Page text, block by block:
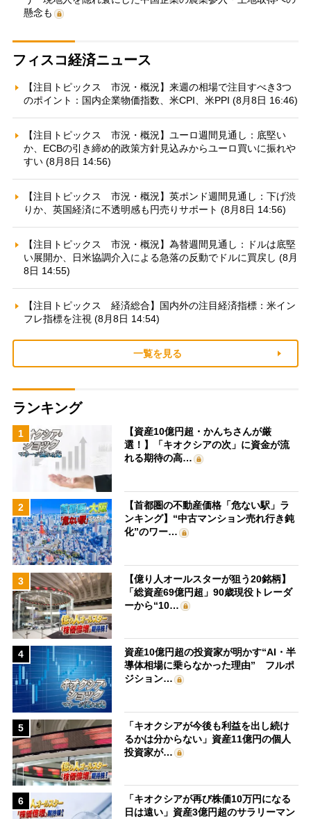
懸念も
フィスコ経済ニュース
【注目トピックス 市況・概況】来週の相場で注目すべき3つ
のポイント：国内企業物価指数、米CPI、米PPI (8月8日 16:46)
【注目トピックス 市況・概況】ユーロ週間見通し：底堅い
か、ECBの引き締め的政策方針見込みからユーロ買いに振れや
すい (8月8日 14:56)
【注目トピックス 市況・概況】英ポンド週間見通し：下げ渋
りか、英国経済に不透明感も円売りサポート (8月8日 14:56)
【注目トピックス 市況・概況】為替週間見通し：ドルは底堅
い展開か、日米協調介入による急落の反動でドルに買戻し (8月
8日 14:55)
【注目トピックス 経済総合】国内外の注目経済指標：米イン
フレ指標を注視 (8月8日 14:54)
一覧を見る
ランキング
1
【資産10億円超・かんちさんが厳
選！】「キオクシアの次」に資金が流
れる期待の高…
2
【首都圏の不動産価格「危ない駅」ラ
ンキング】“中古マンション売れ行き鈍
化”のワー…
3
【億り人オールスターが狙う20銘柄】
「総資産69億円超」90歳現役トレーダ
ーから“10…
4
資産10億円超の投資家が明かす“AI・半
導体相場に乗らなかった理由” フルポ
ジション…
5
「キオクシアが今後も利益を出し続け
るかは分からない」資産11億円の個人
投資家が…
6
「キオクシアが再び株価10万円になる
日は遠い」資産3億円超のサラリーマン